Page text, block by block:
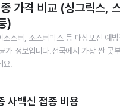
가격 비교 (싱그릭스,
)
조스터, 조스터박스 등 대상포진 예
가 정보입니다.전국에서 가장 싼 곳
요.
사백신 접종 비용